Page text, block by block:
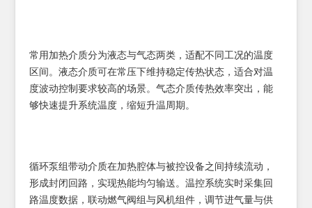
常用加热介质分为液态与气态两类，适配不同工况的温度
区间。液态介质可在常压下维持稳定传热状态，适合对温
度波动控制要求较高的场景。气态介质传热效率突出，能
够快速提升系统温度，缩短升温周期。
循环泵组带动介质在加热腔体与被控设备之间持续流动，
形成封闭回路，实现热能均匀输送。温控系统实时采集回
路温度数据，联动燃气阀组与风机组件，调节进气量与供